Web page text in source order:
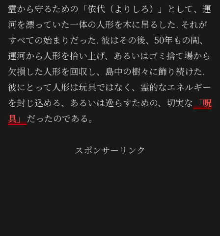
霊から守るための「依代（よりしろ）」として、運
河を漂っていた一体の人形を木に吊るした. それが
すべての始まりだった. 彼はその後、50年もの間、
運河から人形を拾い上げ、あるいはゴミ捨て場から
欠損した人形を回収し、島中の樹々に飾り続けた.
彼にとって人形は玩具ではなく、霊的なエネルギー
を封じ込める、あるいは逸らすための、切実な
「呪
具」 だったのである。
スポンサーリンク